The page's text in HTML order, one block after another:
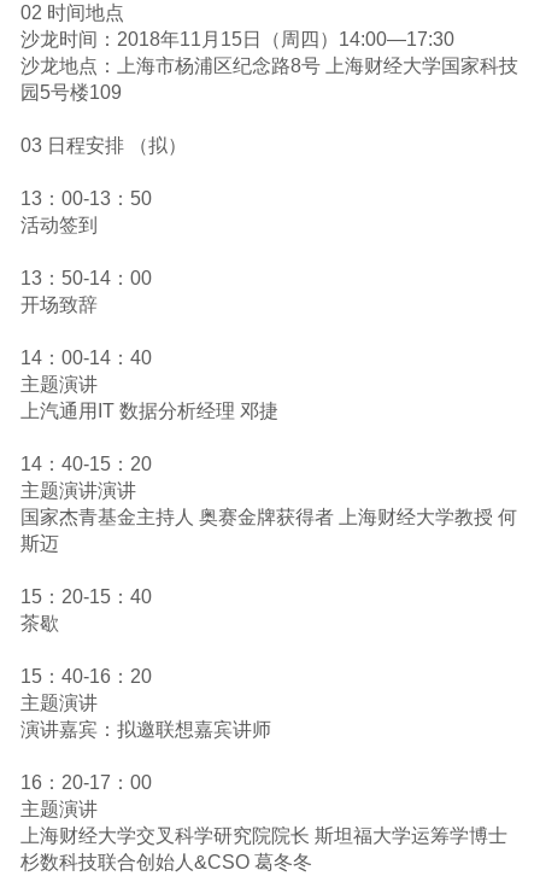
02 时间地点
沙龙时间：2018年11月15日（周四）14:00—17:30
沙龙地点：上海市杨浦区纪念路8号 上海财经大学国家科技
园5号楼109
03 日程安排 （拟）
13：00-13：50
活动签到
13：50-14：00
开场致辞
14：00-14：40
主题演讲
上汽通用IT 数据分析经理 邓捷
14：40-15：20
主题演讲演讲
国家杰青基金主持人 奥赛金牌获得者 上海财经大学教授 何
斯迈
15：20-15：40
茶歇
15：40-16：20
主题演讲
演讲嘉宾：拟邀联想嘉宾讲师
16：20-17：00
主题演讲
上海财经大学交叉科学研究院院长 斯坦福大学运筹学博士
杉数科技联合创始人&CSO 葛冬冬